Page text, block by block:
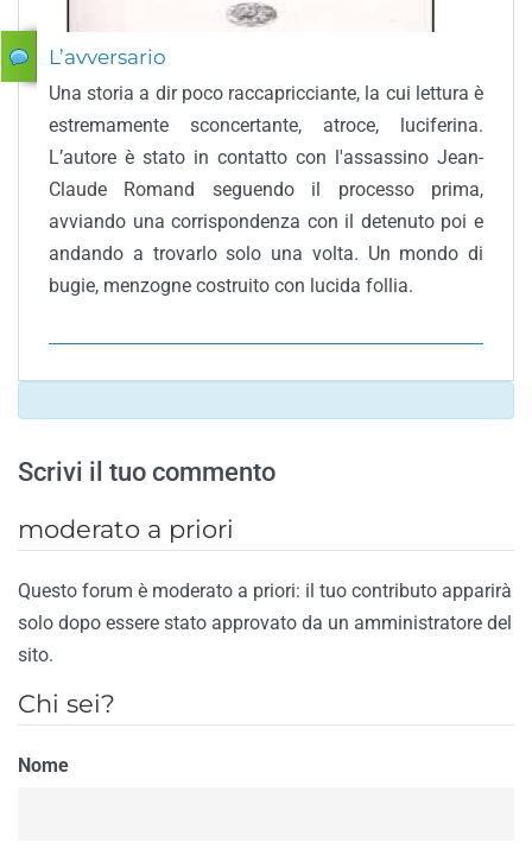
L’avversario
Una storia a dir poco raccapricciante, la cui lettura è
estremamente sconcertante, atroce, luciferina.
L’autore è stato in contatto con l'assassino Jean-
Claude Romand seguendo il processo prima,
avviando una corrispondenza con il detenuto poi e
andando a trovarlo solo una volta. Un mondo di
bugie, menzogne costruito con lucida follia.
Scrivi il tuo commento
moderato a priori
Questo forum è moderato a priori: il tuo contributo apparirà
solo dopo essere stato approvato da un amministratore del
sito.
Chi sei?
Nome